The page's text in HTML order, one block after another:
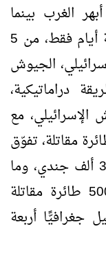
الغرب بينما
صدم العالم العربي. في غضون ستة أيام فقط، من 5
الجيوش
دراماتيكية،
مع
جندي، وألف دبابة، و275 طائرة مقاتلة، تفوّق
على التحالف العربي المكوّن من 300 ألف جندي، وما
يقرب من ألفي دبابة، وأكثر من 500 طائرة مقاتلة
جغرافيًّا أربعة